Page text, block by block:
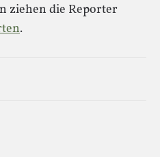
ziehen die Reporter
.